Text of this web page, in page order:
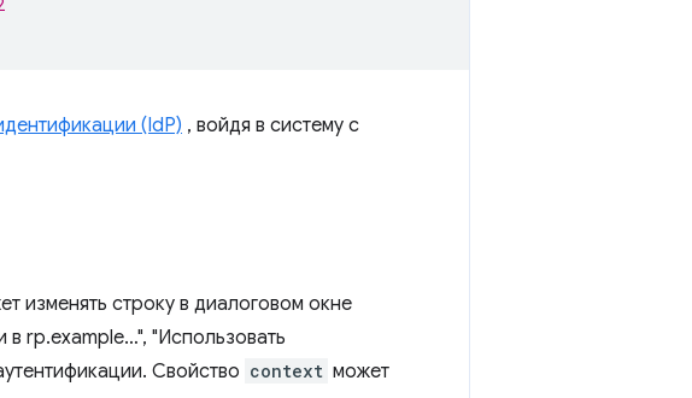
(IdP) , войдя в систему с
изменять строку в диалоговом окне
rp.example…", "Использовать
Свойство context может